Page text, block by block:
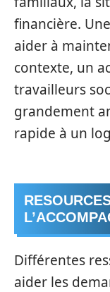
financière.
aider à
contexte, un
travailleurs
grandement
rapide à un
Différentes
aider les